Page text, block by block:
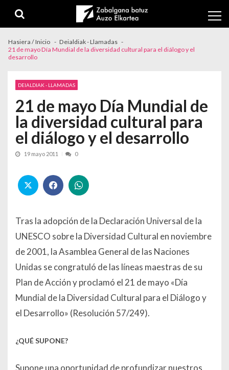
Hasiera / Inicio
Deialdiak - Llamadas
21 de mayo Día Mundial de la diversidad cultural para el diálogo y el
desarrollo
DEIALDIAK - LLAMADAS
21 de mayo Día Mundial de
la diversidad cultural para
el diálogo y el desarrollo
19 mayo 2011 0
Tras la adopción de la Declaración Universal de la
UNESCO sobre la Diversidad Cultural en noviembre
de 2001, la Asamblea General de las Naciones
Unidas se congratuló de las líneas maestras de su
Plan de Acción y proclamó el 21 de mayo «Día
Mundial de la Diversidad Cultural para el Diálogo y
el Desarrollo» (Resolución 57/249).
¿QUÉ SUPONE?
Supone una oportunidad de profundizar nuestros